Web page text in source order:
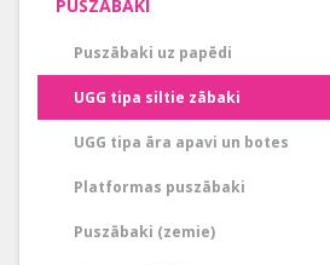
PUSZĀBAKI
Puszābaki uz papēdi
UGG tipa siltie zābaki
UGG tipa āra apavi un botes
Platformas puszābaki
Puszābaki (zemie)